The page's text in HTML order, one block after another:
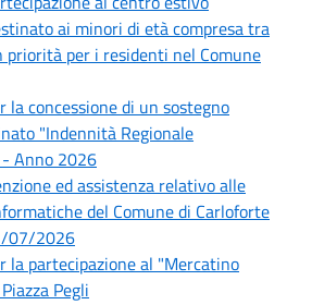
ai minori di età compresa tra
priorità per i residenti nel Comune
la concessione di un sostegno
"Indennità Regionale
- Anno 2026
ed assistenza relativo alle
del Comune di Carloforte
07/2026
la partecipazione al "Mercatino
Pegli